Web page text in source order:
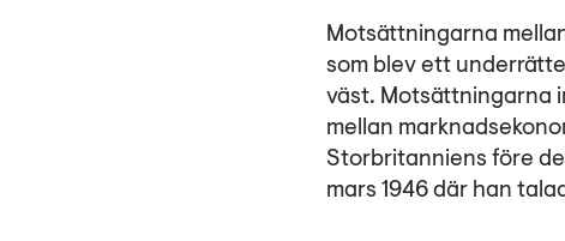
Motsättningarna
som blev ett
väst. Motsättningarna
mellan
Storbritanniens före
mars 1946 där han